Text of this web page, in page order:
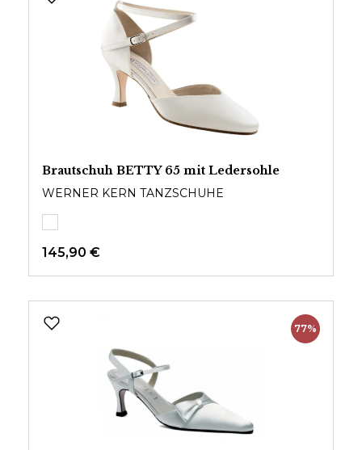
Brautschuh BETTY 65 mit Ledersohle
WERNER KERN TANZSCHUHE
145,90 €
77%